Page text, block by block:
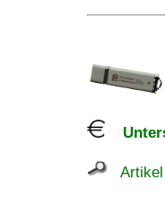
Artikel